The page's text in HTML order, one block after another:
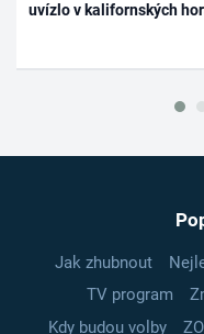
uvízlo v kalifornských
Jak zhubnout
TV program
Kdy budou volby